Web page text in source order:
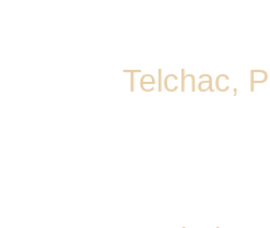
Telchac,